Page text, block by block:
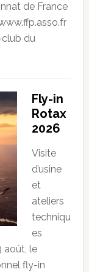
de France
club du
Fly-in
Rotax
2026
Visite
d’usine
et
ateliers
techniqu
es
août, le
fly-in